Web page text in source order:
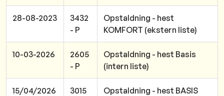
28-08-2023
3432
- P
Opstaldning - hest
KOMFORT (ekstern liste)
10-03-2026
2605
- P
Opstaldning - hest Basis
(intern liste)
15/04/2026
3015
Opstaldning - hest BASIS